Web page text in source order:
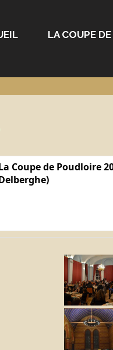
LA COUPE
Coupe de Poudloire